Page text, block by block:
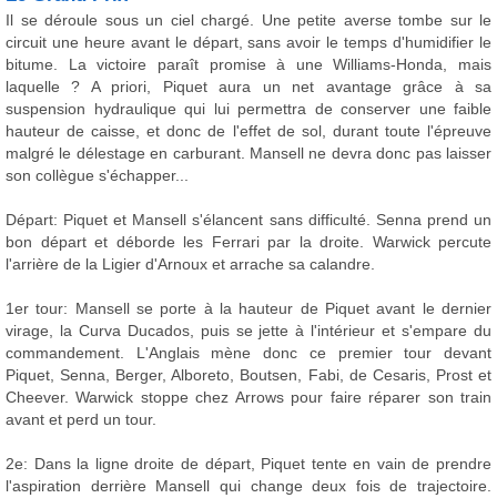
Il se déroule sous un ciel chargé. Une petite averse tombe sur le
circuit une heure avant le départ, sans avoir le temps d'humidifier le
bitume. La victoire paraît promise à une Williams-Honda, mais
laquelle ? A priori, Piquet aura un net avantage grâce à sa
suspension hydraulique qui lui permettra de conserver une faible
hauteur de caisse, et donc de l'effet de sol, durant toute l'épreuve
malgré le délestage en carburant. Mansell ne devra donc pas laisser
son collègue s'échapper...
Départ: Piquet et Mansell s'élancent sans difficulté. Senna prend un
bon départ et déborde les Ferrari par la droite. Warwick percute
l'arrière de la Ligier d'Arnoux et arrache sa calandre.
1er tour: Mansell se porte à la hauteur de Piquet avant le dernier
virage, la Curva Ducados, puis se jette à l'intérieur et s'empare du
commandement. L'Anglais mène donc ce premier tour devant
Piquet, Senna, Berger, Alboreto, Boutsen, Fabi, de Cesaris, Prost et
Cheever. Warwick stoppe chez Arrows pour faire réparer son train
avant et perd un tour.
2e: Dans la ligne droite de départ, Piquet tente en vain de prendre
l'aspiration derrière Mansell qui change deux fois de trajectoire.